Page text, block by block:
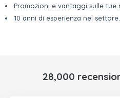
Promozioni e vantaggi sulle tue
10 anni di esperienza nel settore.
28,000